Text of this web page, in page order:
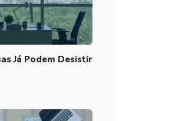
Já Podem Desistir